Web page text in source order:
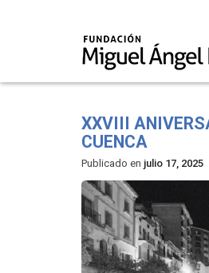
XXVIII
CUENCA
Publicado en julio 17, 2025